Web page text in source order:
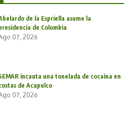
de la Espriella asume la
de Colombia
07, 2026
incauta una tonelada de cocaína en
de Acapulco
07, 2026